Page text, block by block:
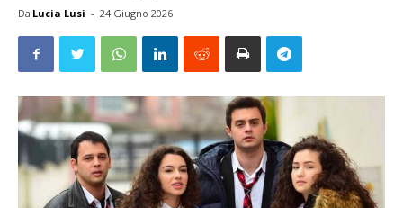
Da Lucia Lusi - 24 Giugno 2026